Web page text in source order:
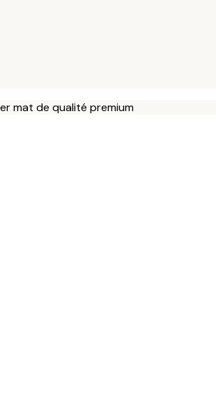
mat de qualité premium